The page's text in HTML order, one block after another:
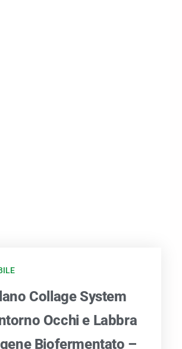
Collage System
Occhi e Labbra
Biofermentato –